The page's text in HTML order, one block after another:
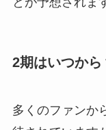
2期はいつから
多くのファンか